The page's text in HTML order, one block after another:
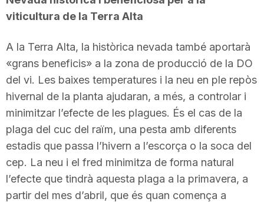
viticultura de la Terra Alta
A la Terra Alta, la històrica nevada també aportarà
«grans beneficis» a la zona de producció de la DO
del vi. Les baixes temperatures i la neu en ple repòs
hivernal de la planta ajudaran, a més, a controlar i
minimitzar l’efecte de les plagues. És el cas de la
plaga del cuc del raïm, una pesta amb diferents
estadis que passa l’hivern a l’escorça o la soca del
cep. La neu i el fred minimitza de forma natural
l’efecte que tindrà aquesta plaga a la primavera, a
partir del mes d’abril, que és quan comença a